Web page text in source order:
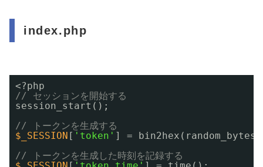
index.php
<?php
// セッションを開始する
session_start();
// トークンを生成する
$_SESSION [ 'token' ] =
// トークンを生成した時刻を記録する